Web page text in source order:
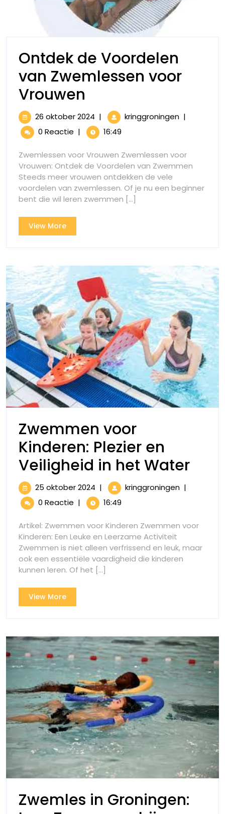
Ontdek de Voordelen
van Zwemlessen voor
Vrouwen
de
Voordelen
van
Zwemlessen
voor
Vrouwen
26 oktober 2024 26
oktober
2024
| kringgroningenOntdek
voor
|
0 Reactie | 16:49
Zwemlessen voor Vrouwen Zwemlessen voor
Vrouwen: Ontdek de Voordelen van Zwemmen
Steeds meer vrouwen ontdekken de vele
voordelen van zwemlessen. Of je nu een beginner
bent die wil leren zwemmen [...]
View MoreView
More
Zwemmen voor
Kinderen: Plezier en
Veiligheid in het Water
25 oktober 2024 25
oktober
2024
| kringgroningenZwemmen
en
in
het
|
0 Reactie | 16:49
Artikel: Zwemmen voor Kinderen Zwemmen voor
Kinderen: Een Leuke en Leerzame Activiteit
Zwemmen is niet alleen verfrissend en leuk, maar
ook een essentiële vaardigheid die kinderen
kunnen leren. Of het [...]
View MoreView
More
Zwemles in Groningen: